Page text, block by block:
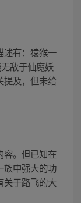
述有：猿猴一
敌于仙魔妖
提及，但未给
容。但已知在
族中强大的功
关于路飞的大